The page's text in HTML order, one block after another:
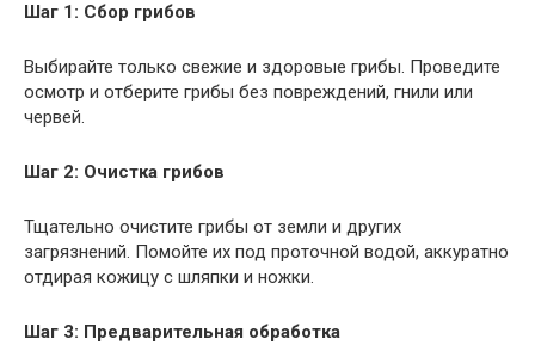
Шаг 1: Сбор грибов
Выбирайте только свежие и здоровые грибы. Проведите
осмотр и отберите грибы без повреждений, гнили или
червей.
Шаг 2: Очистка грибов
Тщательно очистите грибы от земли и других
загрязнений. Помойте их под проточной водой, аккуратно
отдирая кожицу с шляпки и ножки.
Шаг 3: Предварительная обработка